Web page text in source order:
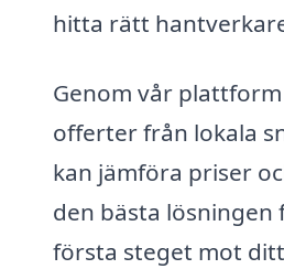
hitta rätt
Genom vår
offerter från lokala
kan jämföra priser
den bästa lösningen
första steget mot